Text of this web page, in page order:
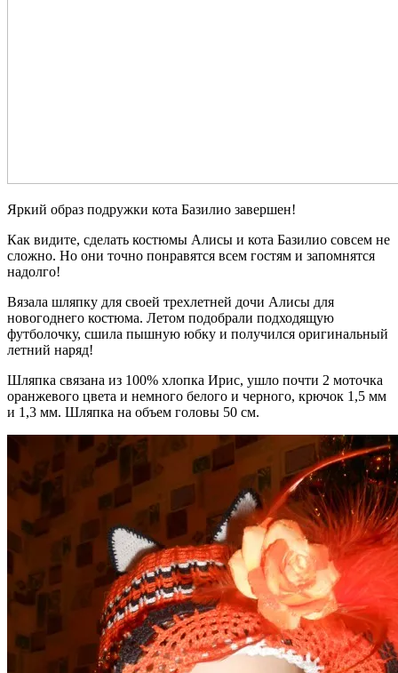
Яркий образ подружки кота Базилио завершен!
Как видите, сделать костюмы Алисы и кота Базилио совсем не
сложно. Но они точно понравятся всем гостям и запомнятся
надолго!
Вязала шляпку для своей трехлетней дочи Алисы для
новогоднего костюма. Летом подобрали подходящую
футболочку, сшила пышную юбку и получился оригинальный
летний наряд!
Шляпка связана из 100% хлопка Ирис, ушло почти 2 моточка
оранжевого цвета и немного белого и черного, крючок 1,5 мм
и 1,3 мм. Шляпка на объем головы 50 см.